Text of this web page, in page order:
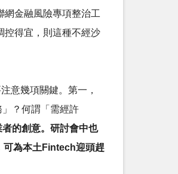
金融風險專項整治工
控得宜，則這種不經沙
意幾項關鍵。第一，
？何謂「需經許
的創意。研討會中也
可為本土Fintech迎頭趕